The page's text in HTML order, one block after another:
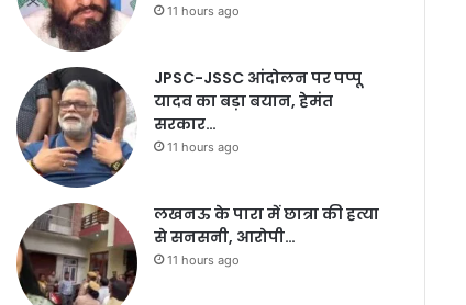
11 hours ago
JPSC-JSSC आंदोलन पर पप्पू
यादव का बड़ा बयान, हेमंत
सरकार…
11 hours ago
लखनऊ के पारा में छात्रा की हत्या
से सनसनी, आरोपी…
11 hours ago